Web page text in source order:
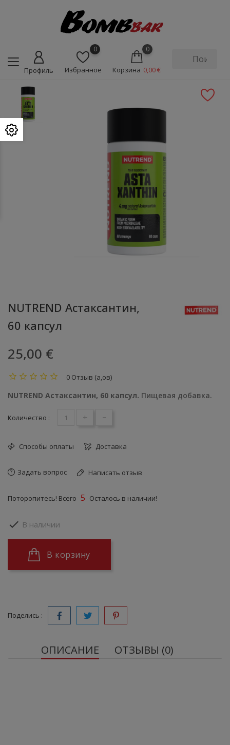
Профиль
0
Избранное
0
Корзина 0,00 €
NUTREND Астаксантин,
60 капсул
25,00 €
0 Отзыв (а,ов)
NUTREND Астаксантин, 60 капсул. Пищевая добавка.
Количество : + -
Способы оплаты Доставка
Задать вопрос Написать отзыв
Поторопитесь! Всего 5 Осталось в наличии!
 В наличии
В корзину
Поделись :
ОПИСАНИЕ ОТЗЫВЫ (0)